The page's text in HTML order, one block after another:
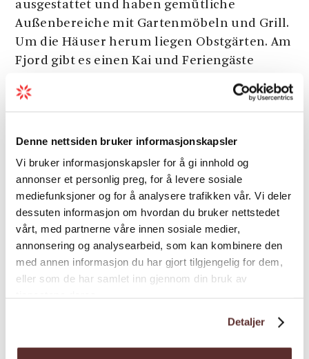
Denne nettsiden bruker informasjonskapsler
Vi bruker informasjonskapsler for å gi innhold og
annonser et personlig preg, for å levere sosiale
mediefunksjoner og for å analysere trafikken vår. Vi deler
dessuten informasjon om hvordan du bruker nettstedet
vårt, med partnerne våre innen sosiale medier,
annonsering og analysearbeid, som kan kombinere den
med annen informasjon du har gjort tilgjengelig for dem,
eller som de har samlet inn gjennom din bruk av
Detaljer
ausgestattet und haben gemütliche
Außenbereiche mit Gartenmöbeln und Grill.
Um die Häuser herum liegen Obstgärten. Am
Fjord gibt es einen Kai und Feriengäste
können ein Boot leihen. Stana Gard liegt 9
km von Skjeggedal, dem Startpunkt zur
Natur und Landschaft